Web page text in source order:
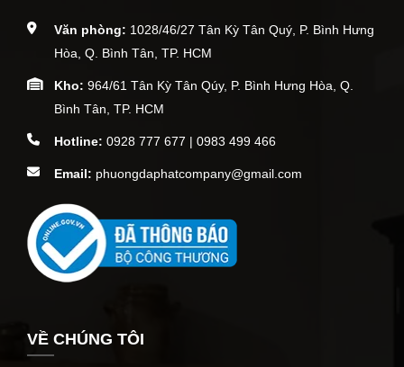
Văn phòng: 1028/46/27 Tân Kỳ Tân Quý, P. Bình Hưng
Hòa, Q. Bình Tân, TP. HCM
Kho: 964/61 Tân Kỳ Tân Qúy, P. Bình Hưng Hòa, Q.
Bình Tân, TP. HCM
Hotline: 0928 777 677 | 0983 499 466
Email: phuongdaphatcompany@gmail.com
VỀ CHÚNG TÔI